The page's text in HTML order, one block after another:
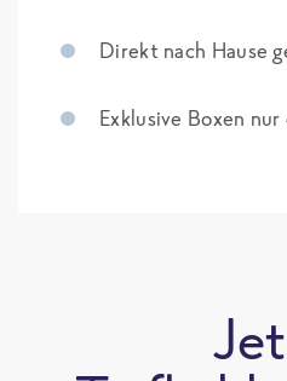
Direkt nach Hause
Exklusive Boxen nur